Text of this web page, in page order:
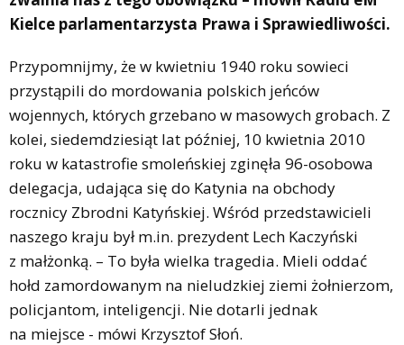
Kielce parlamentarzysta Prawa i Sprawiedliwości.
Przypomnijmy, że w kwietniu 1940 roku sowieci
przystąpili do mordowania polskich jeńców
wojennych, których grzebano w masowych grobach. Z
kolei, siedemdziesiąt lat później, 10 kwietnia 2010
roku w katastrofie smoleńskiej zginęła 96-osobowa
delegacja, udająca się do Katynia na obchody
rocznicy Zbrodni Katyńskiej. Wśród przedstawicieli
naszego kraju był m.in. prezydent Lech Kaczyński
z małżonką. – To była wielka tragedia. Mieli oddać
hołd zamordowanym na nieludzkiej ziemi żołnierzom,
policjantom, inteligencji. Nie dotarli jednak
na miejsce - mówi Krzysztof Słoń.